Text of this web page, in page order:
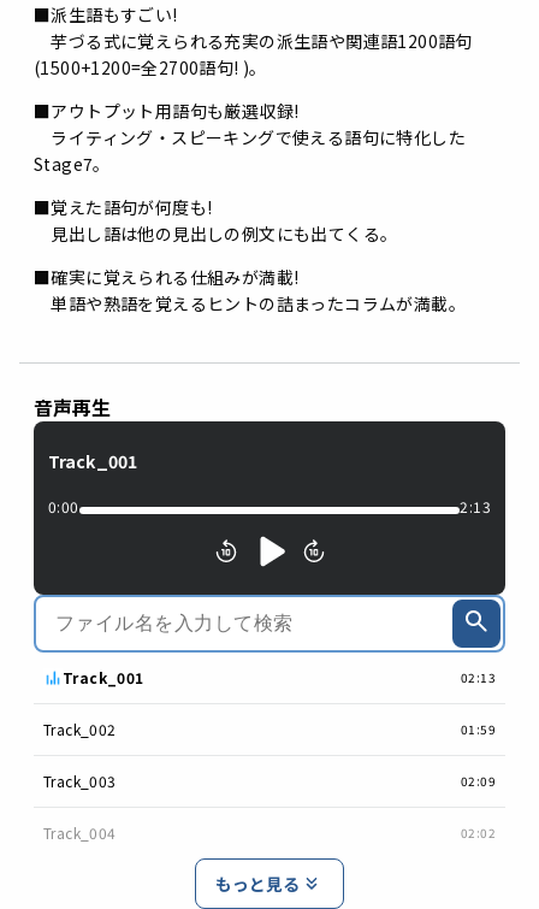
■派生語もすごい!
芋づる式に覚えられる充実の派生語や関連語1200語句
(1500+1200=全2700語句! )。
■アウトプット用語句も厳選収録!
ライティング・スピーキングで使える語句に特化した
Stage7。
■覚えた語句が何度も!
見出し語は他の見出しの例文にも出てくる。
■確実に覚えられる仕組みが満載!
単語や熟語を覚えるヒントの詰まったコラムが満載。
音声再生
Track_001
0:00 2:13
Track_001 02:13
Track_002 01:59
Track_003 02:09
Track_004 02:02
もっと見る